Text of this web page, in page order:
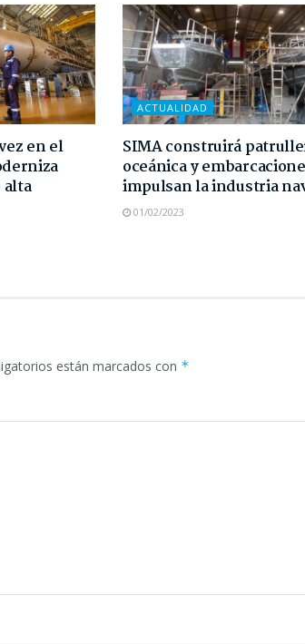
en el
alta
ACTUALIDAD
SIMA construirá
oceánica y
impulsan la industria
01/02/2023
están marcados con *